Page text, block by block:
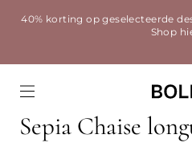
40% korting op geselecteerde
Shop
Sepia Chaise